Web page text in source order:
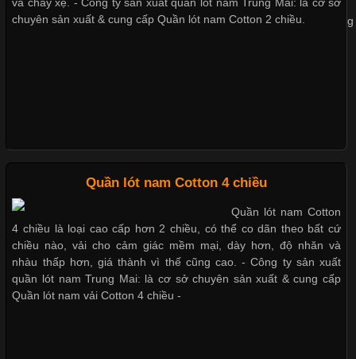
Trong những năm gần đây, vải Bamboo đang trở thành một
Những Loại Vải Thun Thông Dụng Và Đặc Điểm Nổi Bật
Cập nhật 2026-05-20 14:58:56
Vải thun là một trong những chất liệu được sử dụng rộng rãi
nhất trong ngành thời trang nhờ đặc tính co giãn, mềm mại và
thoải mái khi mặc. Từ áo thun, đồ thể thao cho đến đồ lót nam,
vải thun luôn đóng vai trò quan trọng trong quá trình sản xuất.
chuyên sản xuất & cung cấp Quần lót nam Cotton 2 chiều.
Quần lót nam Cotton 4 chiều
Quần lót nam Cotton
4 chiều là loại cao cấp hơn 2 chiều, có thể co dãn theo bất cứ
chiều nào, vải cho cảm giác mềm mại, dày hơn, độ nhăn và
nhàu thấp hơn, giá thành vì thế cũng cao. - Công ty sản xuất
quần lót nam Trung Mai: là cơ sở chuyên sản xuất & cung cấp
Quần lót nam vải Cotton 4 chiều -